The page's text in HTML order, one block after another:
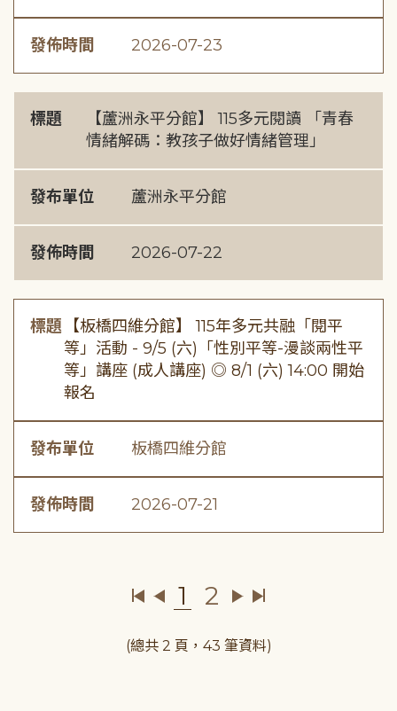
發佈時間 2026-07-23
標題
【蘆洲永平分館】 115多元閱讀 「青春
情緒解碼：教孩子做好情緒管理」
發布單位 蘆洲永平分館
發佈時間 2026-07-22
標題 【板橋四維分館】 115年多元共融「閱平
等」活動 - 9/5 (六)「性別平等-漫談兩性平
等」講座 (成人講座) ◎ 8/1 (六) 14:00 開始
報名
發布單位 板橋四維分館
發佈時間 2026-07-21
1 2
(總共 2 頁，43 筆資料)